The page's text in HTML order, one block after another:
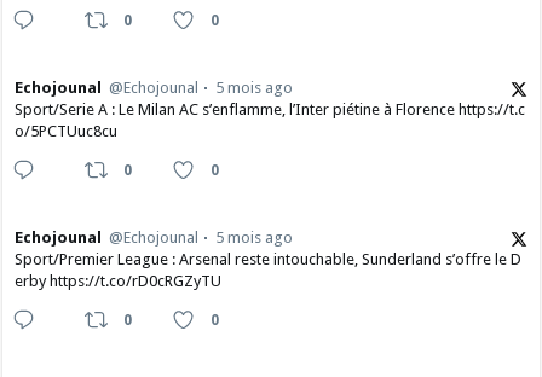
0 0
Echojounal @Echojounal
5 mois ago
Sport/Serie A : Le Milan AC s’enflamme, l’Inter piétine à Florence https://t.c
o/5PCTUuc8cu
0 0
Echojounal @Echojounal
5 mois ago
Sport/Premier League : Arsenal reste intouchable, Sunderland s’offre le D
erby https://t.co/rD0cRGZyTU
0 0